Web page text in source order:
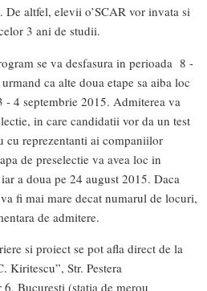
De altfel, elevii o’SCAR vor invata si
3 ani de studii.
se va desfasura in perioada 8 -
ca alte doua etape sa aiba loc
4 septembrie 2015. Admiterea va
in care candidatii vor da un test
cu reprezentanti ai companiilor
de preselectie va avea loc in
a doua pe 24 august 2015. Daca
fi mai mare decat numarul de locuri,
de admitere.
si proiect se pot afla direct de la
Kiritescu”, Str. Pestera
Bucuresti (statia de merou